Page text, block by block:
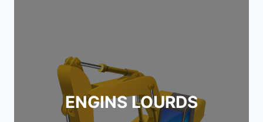
ENGINS LOURDS